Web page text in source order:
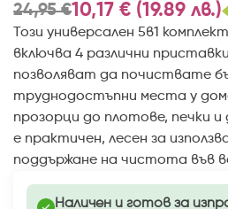
24,95€10,17 € (19.89 лв.)
Този универсален 5в1
включва 4 различни
позволяват да почиствате
труднодостъпни места у
прозорци до плотове, печки
е практичен, лесен за
поддържане на чистота във
Наличен и готов за